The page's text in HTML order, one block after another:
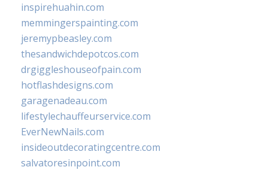
inspirehuahin.com
memmingerspainting.com
jeremypbeasley.com
thesandwichdepotcos.com
drgiggleshouseofpain.com
hotflashdesigns.com
garagenadeau.com
lifestylechauffeurservice.com
EverNewNails.com
insideoutdecoratingcentre.com
salvatoresinpoint.com